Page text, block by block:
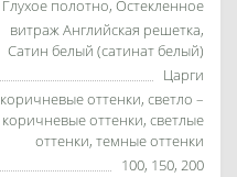
Глухое полотно, Остекленное
витраж Английская решетка,
Сатин белый (сатинат белый)
Царги
коричневые оттенки, светло –
коричневые оттенки, светлые
оттенки, темные оттенки
100, 150, 200